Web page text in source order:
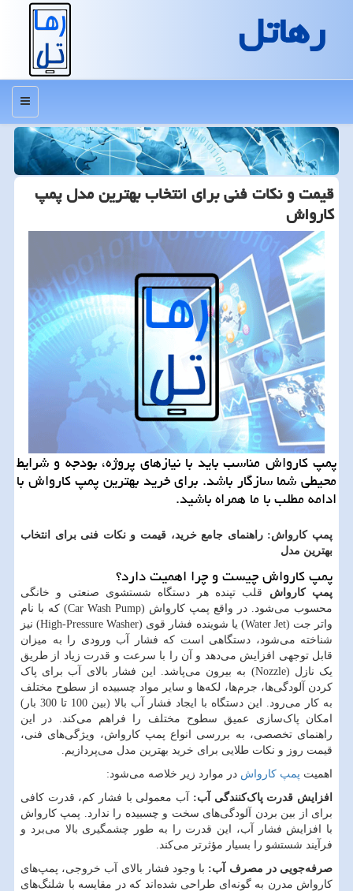
رهاتل
منو
قیمت و نکات فنی برای انتخاب بهترین مدل پمپ
کارواش
پمپ کارواش مناسب باید با نیازهای پروژه، بودجه و شرایط
محیطی شما سازگار باشد. برای خرید بهترین پمپ کارواش با
ادامه مطلب با ما همراه باشید.
پمپ کارواش: راهنمای جامع خرید، قیمت و نکات فنی برای انتخاب
بهترین مدل
پمپ کارواش چیست و چرا اهمیت دارد؟
پمپ کارواش قلب تپنده هر دستگاه شستشوی صنعتی و خانگی
محسوب می‌شود. در واقع پمپ کارواش (Car Wash Pump) که با نام
واتر جت (Water Jet) یا شوینده فشار قوی (High-Pressure Washer) نیز
شناخته می‌شود، دستگاهی است که فشار آب ورودی را به میزان
قابل توجهی افزایش می‌دهد و آن را با سرعت و قدرت زیاد از طریق
یک نازل (Nozzle) به بیرون می‌پاشد. این فشار بالای آب برای پاک
کردن آلودگی‌ها، جرم‌ها، لکه‌ها و سایر مواد چسبیده از سطوح مختلف
به کار می‌رود. این دستگاه با ایجاد فشار آب بالا (بین 100 تا 300 بار)
امکان پاک‌سازی عمیق سطوح مختلف را فراهم می‌کند. در این
راهنمای تخصصی، به بررسی انواع پمپ کارواش، ویژگی‌های فنی،
قیمت روز و نکات طلایی برای خرید بهترین مدل می‌پردازیم.
اهمیت پمپ کارواش در موارد زیر خلاصه می‌شود:
افزایش قدرت پاک‌کنندگی آب: آب معمولی با فشار کم، قدرت کافی
برای از بین بردن آلودگی‌های سخت و چسبیده را ندارد. پمپ کارواش
با افزایش فشار آب، این قدرت را به طور چشمگیری بالا می‌برد و
فرآیند شستشو را بسیار مؤثرتر می‌کند.
صرفه‌جویی در مصرف آب: با وجود فشار بالای آب خروجی، پمپ‌های
کارواش مدرن به گونه‌ای طراحی شده‌اند که در مقایسه با شلنگ‌های